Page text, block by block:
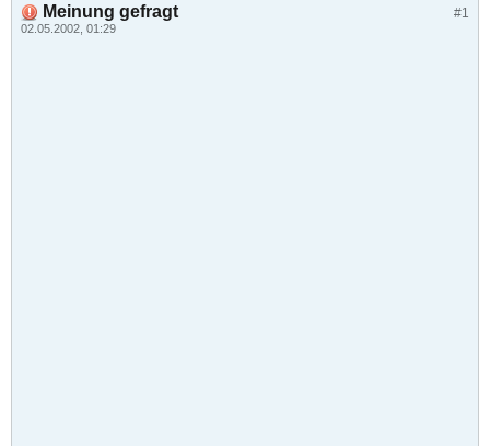
#1
Meinung gefragt
02.05.2002, 01:29